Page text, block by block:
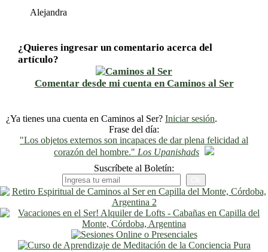
Alejandra
¿Quieres ingresar un comentario acerca del
artículo?
Comentar desde mi cuenta en Caminos al Ser
¿Ya tienes una cuenta en Caminos al Ser? Iniciar sesión.
Frase del día:
"Los objetos externos son incapaces de dar plena felicidad al
corazón del hombre." Los Upanishads
Suscríbete al Boletín: